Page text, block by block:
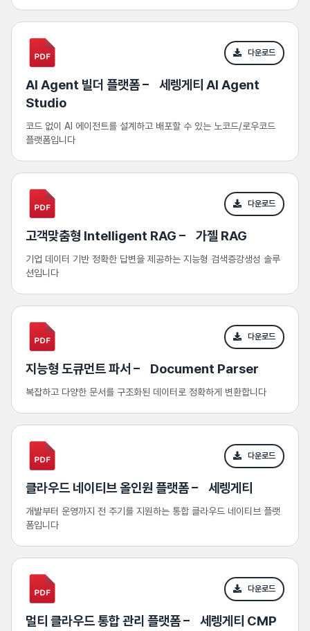
다운로드
AI Agent 빌더 플랫폼 – 세렝게티 AI Agent
Studio
코드 없이 AI 에이전트를 설계하고 배포할 수 있는 노코드/로우코드
플랫폼입니다
다운로드
고객맞춤형 Intelligent RAG – 가젤 RAG
기업 데이터 기반 정확한 답변을 제공하는 지능형 검색증강생성 솔루
션입니다
다운로드
지능형 도큐먼트 파서 – Document Parser
복잡하고 다양한 문서를 구조화된 데이터로 정확하게 변환합니다
다운로드
클라우드 네이티브 올인원 플랫폼 – 세렝게티
개발부터 운영까지 전 주기를 지원하는 통합 클라우드 네이티브 플랫
폼입니다
다운로드
멀티 클라우드 통합 관리 플랫폼 – 세렝게티 CMP